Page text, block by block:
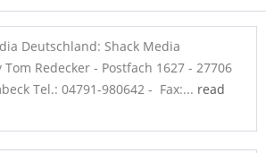
Deutschland: Shack Media
Redecker - Postfach 1627 - 27706
Tel.: 04791-980642 - Fax:... read